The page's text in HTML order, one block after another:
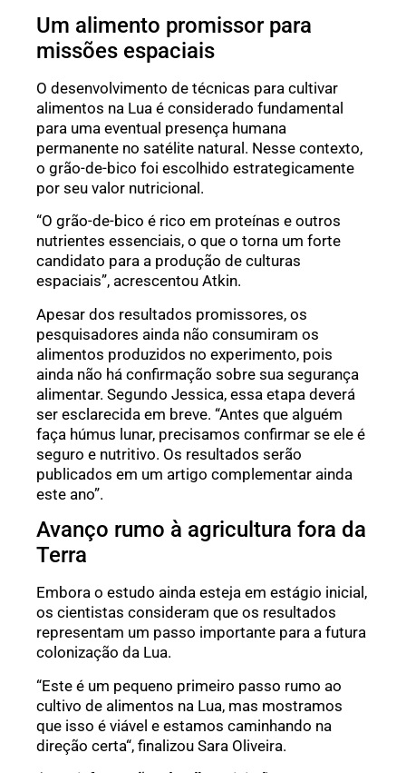
Um alimento promissor para
missões espaciais
O desenvolvimento de técnicas para cultivar
alimentos na Lua é considerado fundamental
para uma eventual presença humana
permanente no satélite natural. Nesse contexto,
o grão-de-bico foi escolhido estrategicamente
por seu valor nutricional.
“O grão-de-bico é rico em proteínas e outros
nutrientes essenciais, o que o torna um forte
candidato para a produção de culturas
espaciais”, acrescentou Atkin.
Apesar dos resultados promissores, os
pesquisadores ainda não consumiram os
alimentos produzidos no experimento, pois
ainda não há confirmação sobre sua segurança
alimentar. Segundo Jessica, essa etapa deverá
ser esclarecida em breve. “Antes que alguém
faça húmus lunar, precisamos confirmar se ele é
seguro e nutritivo. Os resultados serão
publicados em um artigo complementar ainda
este ano”.
Avanço rumo à agricultura fora da
Terra
Embora o estudo ainda esteja em estágio inicial,
os cientistas consideram que os resultados
representam um passo importante para a futura
colonização da Lua.
“Este é um pequeno primeiro passo rumo ao
cultivo de alimentos na Lua, mas mostramos
que isso é viável e estamos caminhando na
direção certa“, finalizou Sara Oliveira.